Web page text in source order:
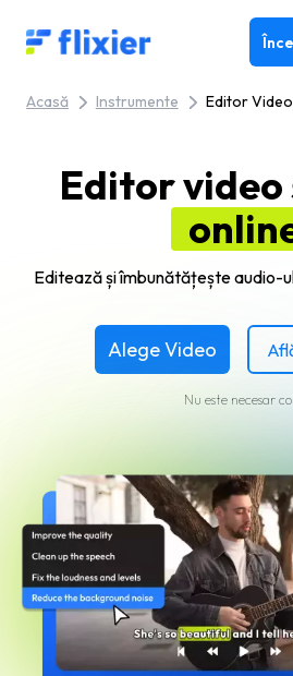
Flixier logo - Home
Acasă Instrumente Editor
Editor video
Editează și îmbunătățește audio-
Alege Video
Nu este necesar